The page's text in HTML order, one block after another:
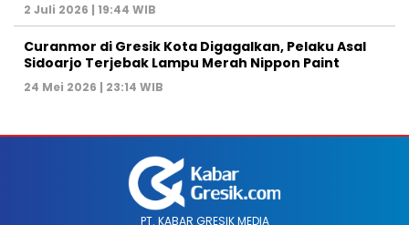
2 Juli 2026 | 19:44 WIB
Curanmor di Gresik Kota Digagalkan, Pelaku Asal
Sidoarjo Terjebak Lampu Merah Nippon Paint
24 Mei 2026 | 23:14 WIB
PT. KABAR GRESIK MEDIA